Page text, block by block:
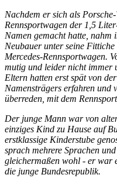
Nachdem er sich als
Rennsportwagen der 1,5
Namen gemacht hatte, nahm
Neubauer unter seine
Mercedes-Rennsportwagen.
mutig und leider nicht immer
Eltern hatten erst spät von
Namensträgers erfahren und
überreden, mit dem
Der junge Mann war von
einziges Kind zu Hause auf
erstklassige Kinderstube
sprach mehrere Sprachen
gleichermaßen wohl - er war
die junge Bundesrepublik.